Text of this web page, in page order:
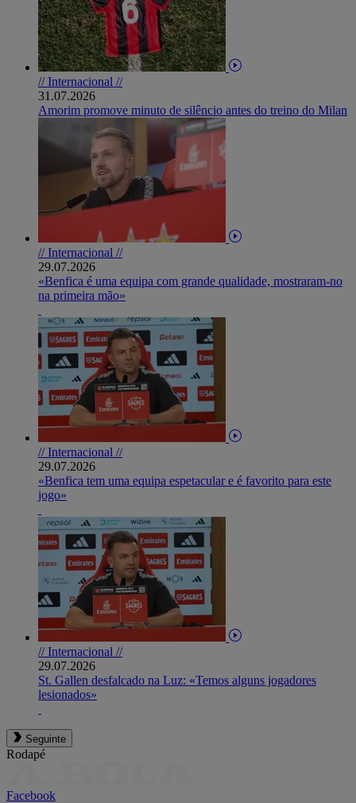
// Internacional //
31.07.2026
Amorim promove minuto de silêncio antes do treino do Milan
// Internacional //
29.07.2026
«Benfica é uma equipa com grande qualidade, mostraram-no
na primeira mão»
// Internacional //
29.07.2026
«Benfica tem uma equipa espetacular e é favorito para este
jogo»
// Internacional //
29.07.2026
St. Gallen desfalcado na Luz: «Temos alguns jogadores
lesionados»
Seguinte
Rodapé
Facebook